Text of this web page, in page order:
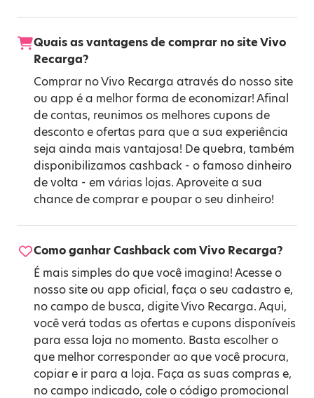
Quais as vantagens de comprar no site Vivo
Recarga?
Comprar no Vivo Recarga através do nosso site
ou app é a melhor forma de economizar! Afinal
de contas, reunimos os melhores cupons de
desconto e ofertas para que a sua experiência
seja ainda mais vantajosa! De quebra, também
disponibilizamos cashback - o famoso dinheiro
de volta - em várias lojas. Aproveite a sua
chance de comprar e poupar o seu dinheiro!
Como ganhar Cashback com Vivo Recarga?
É mais simples do que você imagina! Acesse o
nosso site ou app oficial, faça o seu cadastro e,
no campo de busca, digite Vivo Recarga. Aqui,
você verá todas as ofertas e cupons disponíveis
para essa loja no momento. Basta escolher o
que melhor corresponder ao que você procura,
copiar e ir para a loja. Faça as suas compras e,
no campo indicado, cole o código promocional